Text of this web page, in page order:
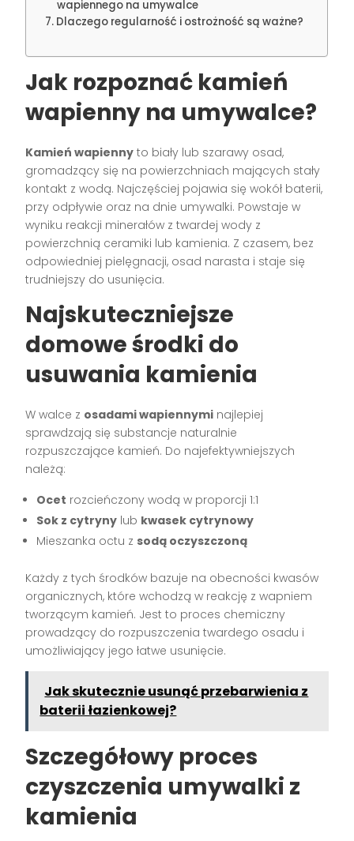
wapiennego na umywalce
Dlaczego regularność i ostrożność są ważne?
Jak rozpoznać kamień
wapienny na umywalce?
Kamień wapienny to biały lub szarawy osad,
gromadzący się na powierzchniach mających stały
kontakt z wodą. Najczęściej pojawia się wokół baterii,
przy odpływie oraz na dnie umywalki. Powstaje w
wyniku reakcji minerałów z twardej wody z
powierzchnią ceramiki lub kamienia. Z czasem, bez
odpowiedniej pielęgnacji, osad narasta i staje się
trudniejszy do usunięcia.
Najskuteczniejsze
domowe środki do
usuwania kamienia
W walce z osadami wapiennymi najlepiej
sprawdzają się substancje naturalnie
rozpuszczające kamień. Do najefektywniejszych
należą:
Ocet rozcieńczony wodą w proporcji 1:1
Sok z cytryny lub kwasek cytrynowy
Mieszanka octu z sodą oczyszczoną
Każdy z tych środków bazuje na obecności kwasów
organicznych, które wchodzą w reakcję z wapniem
tworzącym kamień. Jest to proces chemiczny
prowadzący do rozpuszczenia twardego osadu i
umożliwiający jego łatwe usunięcie.
Jak skutecznie usunąć przebarwienia z
baterii łazienkowej?
Szczegółowy proces
czyszczenia umywalki z
kamienia